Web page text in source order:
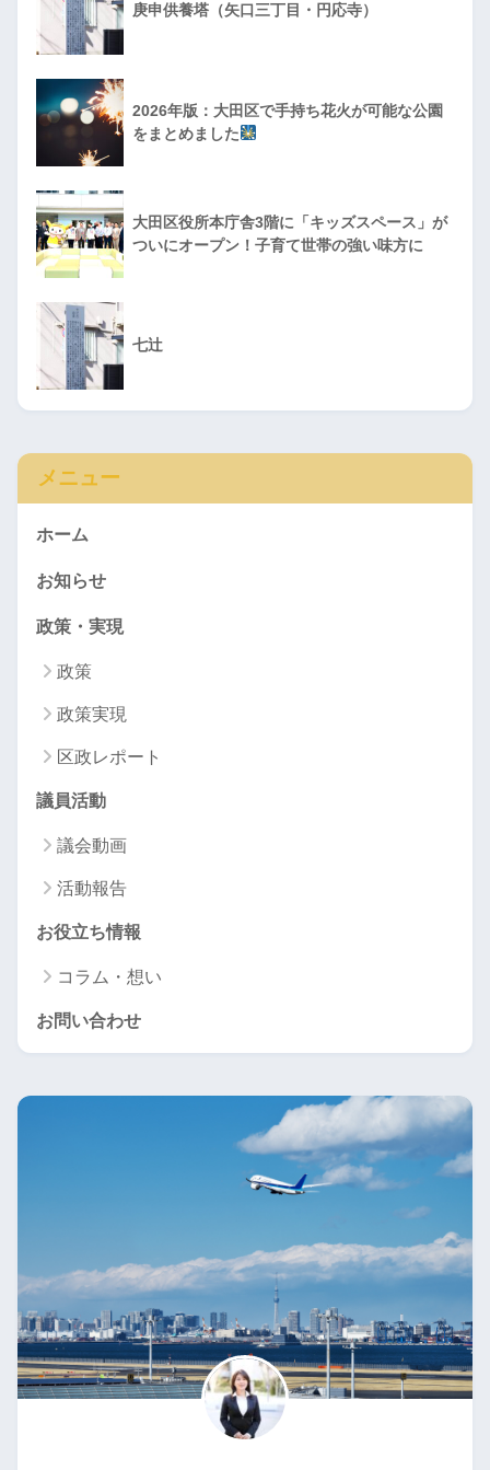
庚申供養塔（矢口三丁目・円応寺）
2026年版：大田区で手持ち花火が可能な公園
をまとめました
大田区役所本庁舎3階に「キッズスペース」が
ついにオープン！子育て世帯の強い味方に
七辻
メニュー
ホーム
お知らせ
政策・実現
政策
政策実現
区政レポート
議員活動
議会動画
活動報告
お役立ち情報
コラム・想い
お問い合わせ